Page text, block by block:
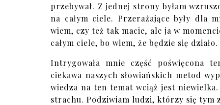
przebywał. Z jednej strony byłam
na całym ciele. Przerażające były dla
wiem, czy też tak macie, ale ja w
całym ciele, bo wiem, że będzie się
Intrygowała mnie część poświęcona
ciekawa naszych słowiańskich metod
wiedza na ten temat wciąż jest
strachu. Podziwiam ludzi, którzy się tym